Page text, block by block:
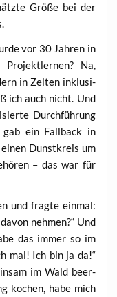
Grö­ße bei der
vor 30 Jah­ren in
Pro­jekt­ler­nen? Na,
in Zel­ten inklu­si­
ich auch nicht. Und
Durch­füh­rung
ein Fall­back in
Dunst­kreis um
– das war für
und frag­te ein­mal:
neh­men?“ Und
das immer so im
mal! Ich bin ja da!“
im Wald beer­
kochen, habe mich